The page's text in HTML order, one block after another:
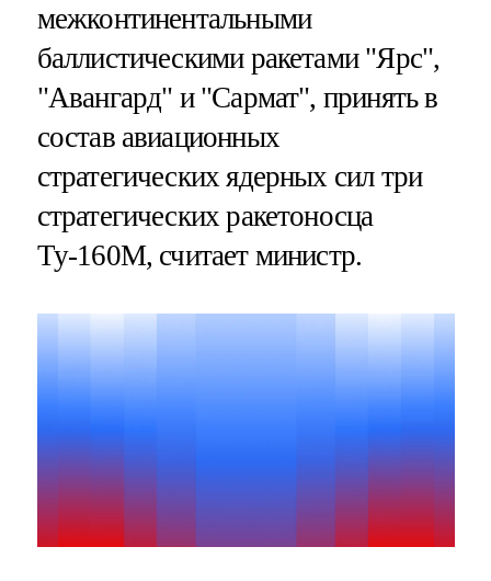
межконтинентальными
баллистическими ракетами "Ярс",
"Авангард" и "Сармат", принять в
состав авиационных
стратегических ядерных сил три
стратегических ракетоносца
Ту-160М, считает министр.